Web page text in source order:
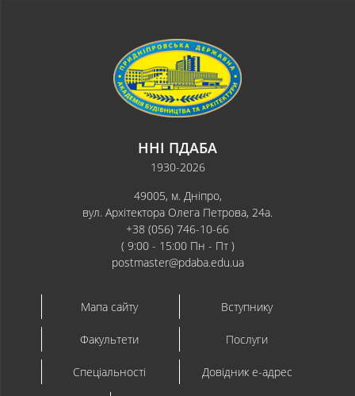
ННІ ПДАБА
1930-2026
49005, м. Дніпро,
вул. Архітектора Олега Петрова, 24а.
+38 (056) 746-10-66
( 9:00 - 15:00 Пн - Пт )
postmaster@pdaba.edu.ua
Мапа сайту Вступнику
Факультети Послуги
Спеціальності Довідник e-адрес